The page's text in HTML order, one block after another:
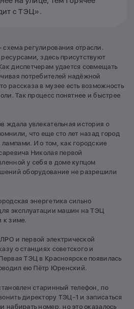
с ТЭЦ».
регулирования отрасли.
здесь присутствуют
диспетчерам удается совмещать
потребителей надёжной
рассказа в музее есть возможность
Так процесс понятнее и быстрее
ждала увлекательная история о
что еще сто лет назад город
И о том, как городские
Николая первой
у себя в доме купцом
оборудование не разрешили
энергетика сильно
эксплуатации машин на ТЭЦ
к зиме.
и первой электрической
о станциях советского и
ТЭЦ в Красноярске появилась
ею Пётр Юренский.
старинный телефон, по
директору ТЭЦ-1 и записаться
набирать номер, но это оказалось